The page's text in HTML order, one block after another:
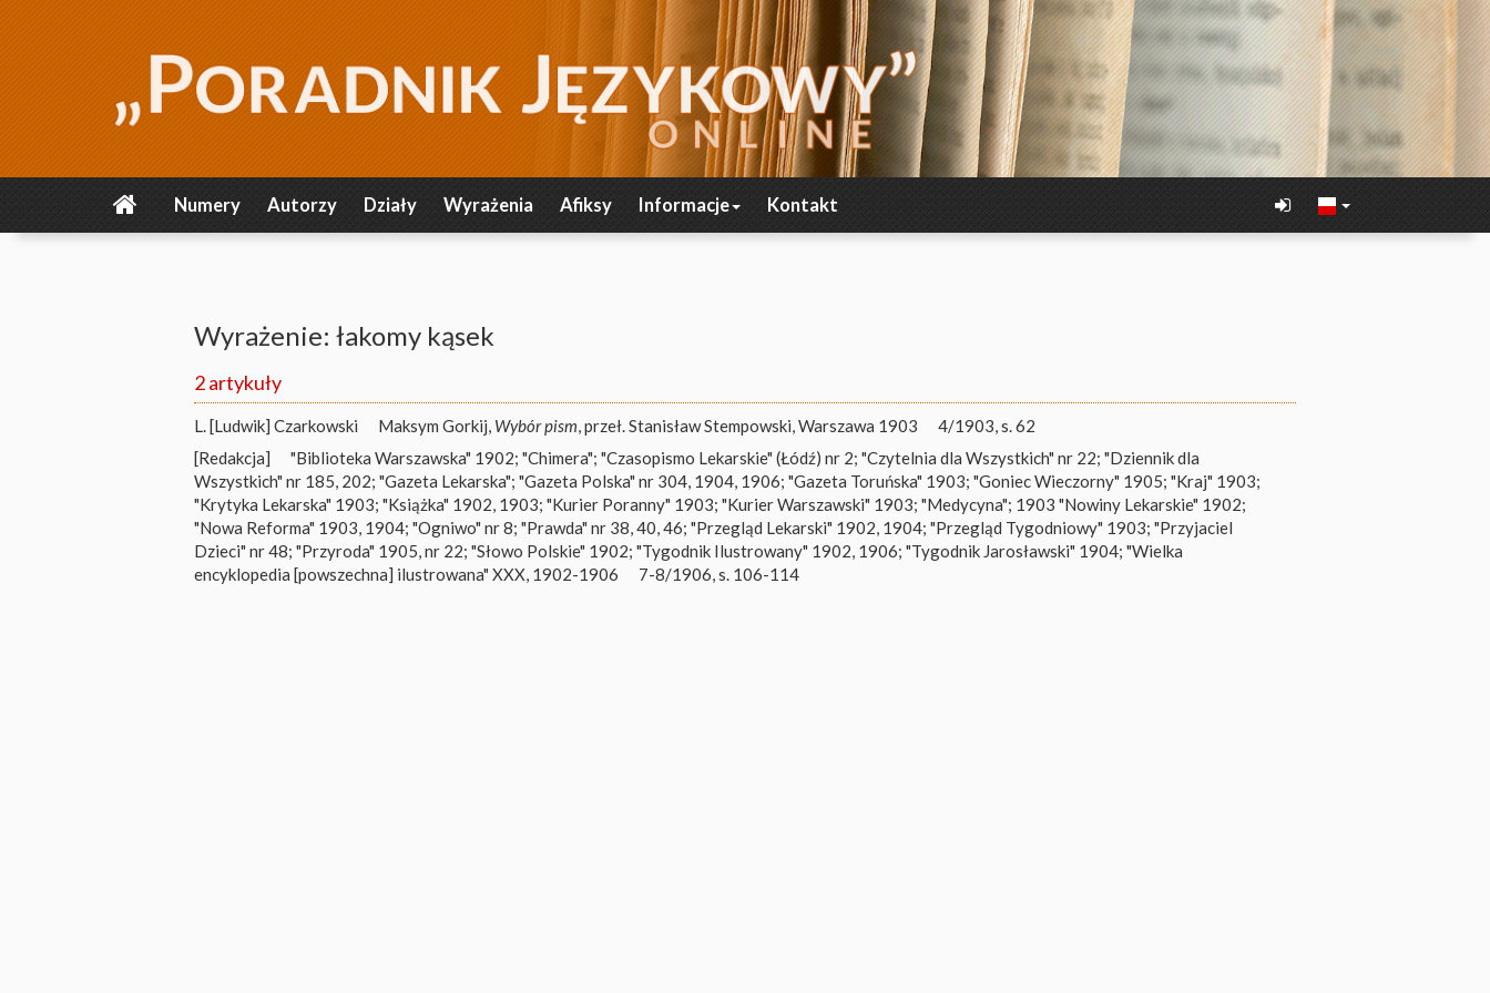
Numery Autorzy Działy Wyrażenia Afiksy Informacje Kontakt
Wyrażenie: łakomy kąsek
2 artykuły
L. [Ludwik] Czarkowski Maksym Gorkij, Wybór pism, przeł. Stanisław Stempowski, Warszawa 1903
4/1903, s. 62
[Redakcja]
"Biblioteka Warszawska" 1902; "Chimera"; "Czasopismo Lekarskie" (Łódź) nr 2; "Czytelnia dla Wszystkich" nr 22; "Dziennik dla
Wszystkich" nr 185, 202; "Gazeta Lekarska"; "Gazeta Polska" nr 304, 1904, 1906; "Gazeta Toruńska" 1903; "Goniec Wieczorny" 1905; "Kraj" 1903;
"Krytyka Lekarska" 1903; "Książka" 1902, 1903; "Kurier Poranny" 1903; "Kurier Warszawski" 1903; "Medycyna"; 1903 "Nowiny Lekarskie" 1902;
"Nowa Reforma" 1903, 1904; "Ogniwo" nr 8; "Prawda" nr 38, 40, 46; "Przegląd Lekarski" 1902, 1904; "Przegląd Tygodniowy" 1903; "Przyjaciel
Dzieci" nr 48; "Przyroda" 1905, nr 22; "Słowo Polskie" 1902; "Tygodnik Ilustrowany" 1902, 1906; "Tygodnik Jarosławski" 1904; "Wielka
encyklopedia [powszechna] ilustrowana" XXX, 1902-1906
7-8/1906, s. 106-114